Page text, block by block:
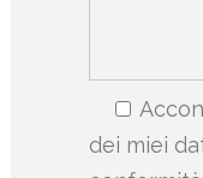
Please
dei miei